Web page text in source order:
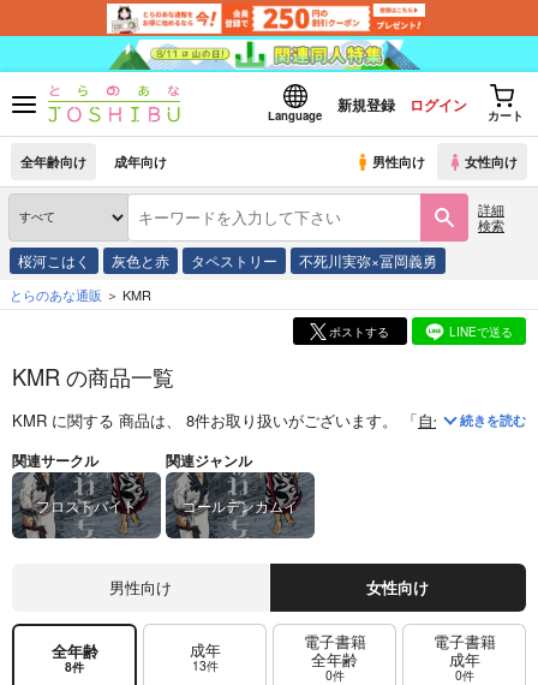
Language
新規登録 ログイン
カート
全年齢向け 成年向け 男性向け 女性向け
詳細
検索
桜河こはく 灰色と赤 タペストリー 不死川実弥×冨岡義勇
とらのあな通販 KMR
ポストする LINEで送る
KMR の商品一覧
KMR に関する 商品は、 8件お取り扱いがございます。 「自分をSSS級だ
続きを読む
関連サークル
フロストバイト
関連ジャンル
ゴールデンカムイ
男性向け 女性向け
全年齢
8件
成年
13件
電子書籍
全年齢
0件
電子書籍
成年
0件